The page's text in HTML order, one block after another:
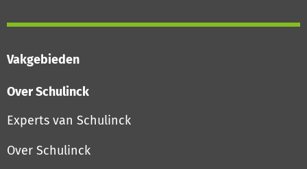
Vakgebieden
Over Schulinck
Experts van Schulinck
Over Schulinck